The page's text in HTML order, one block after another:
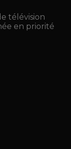
télévision
en priorité